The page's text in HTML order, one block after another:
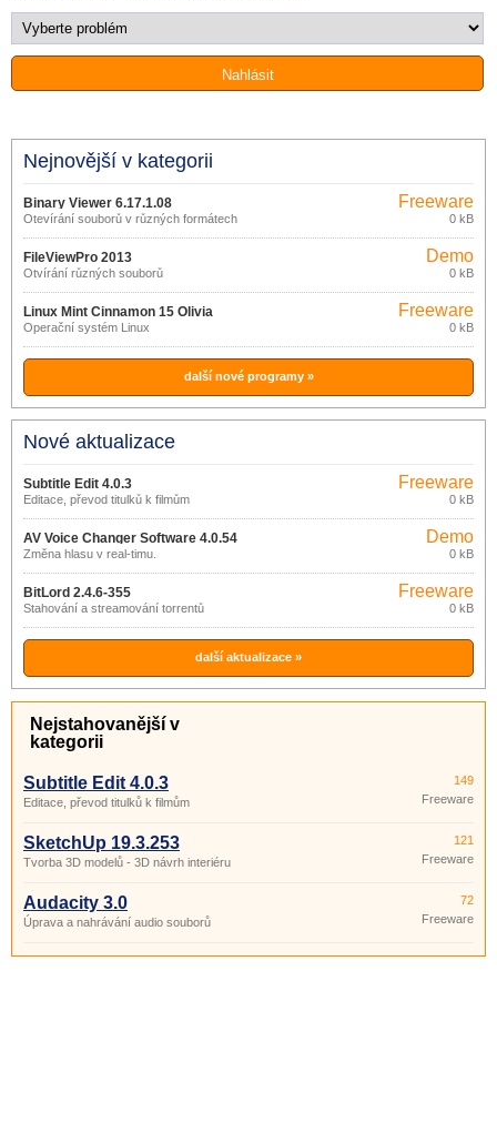
Nejnovější v kategorii
Binary Viewer 6.17.1.08
Otevírání souborů v různých formátech
Freeware
0 kB
FileViewPro 2013
Otvírání různých souborů
Demo
0 kB
Linux Mint Cinnamon 15 Olivia
Operační systém Linux
Freeware
0 kB
další nové programy »
Nové aktualizace
Subtitle Edit 4.0.3
Editace, převod titulků k filmům
Freeware
0 kB
AV Voice Changer Software 4.0.54
Změna hlasu v real-timu.
Demo
0 kB
BitLord 2.4.6-355
Stahování a streamování torrentů
Freeware
0 kB
další aktualizace »
Nejstahovanější v
kategorii
Subtitle Edit 4.0.3
Editace, převod titulků k filmům
149
Freeware
SketchUp 19.3.253
Tvorba 3D modelů - 3D návrh interiéru
121
Freeware
Audacity 3.0
Úprava a nahrávání audio souborů
72
Freeware